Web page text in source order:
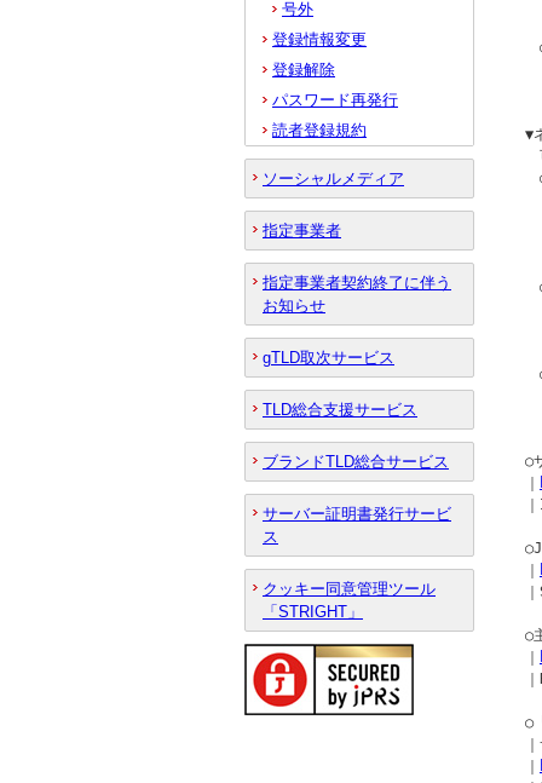
○
｜
▼
可
○
｜
｜
○
｜
○
｜
○
｜
｜
○
｜
○
｜
号外
登録情報変更
登録解除
パスワード再発行
読者登録規約
ソーシャルメディア
指定事業者
指定事業者契約終了に伴う
お知らせ
gTLD取次サービス
TLD総合支援サービス
ブランドTLD総合サービス
サーバー証明書発行サービ
ス
クッキー同意管理ツール
「STRIGHT」